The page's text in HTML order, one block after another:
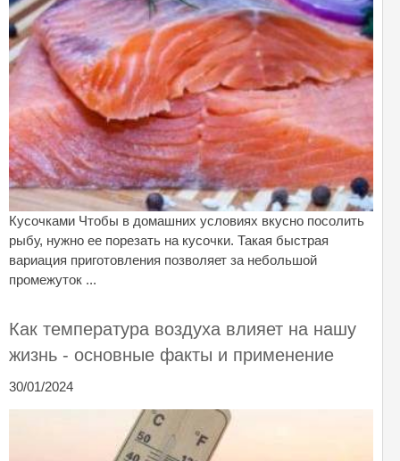
Кусочками Чтобы в домашних условиях вкусно посолить
рыбу, нужно ее порезать на кусочки. Такая быстрая
вариация приготовления позволяет за небольшой
промежуток ...
Как температура воздуха влияет на нашу
жизнь - основные факты и применение
30/01/2024